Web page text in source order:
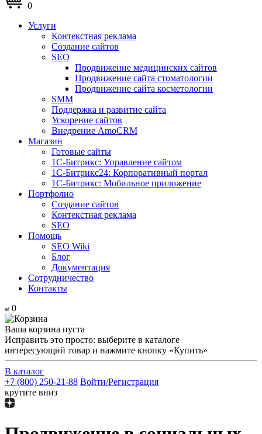
0
Услуги
Контекстная реклама
Создание сайтов
SEO
Продвижение медицинских сайтов
Продвижение сайта стоматологии
Продвижение сайта косметологии
SMM
Поддержка и развитие сайта
Ускорение сайтов
Внедрение AmoCRM
Магазин
Готовые сайты
1С-Битрикс: Управление сайтом
1С-Битрикс24: Корпоративный портал
1С-Битрикс: Мобильное приложение
Портфолио
Создание сайтов
Контекстная реклама
SEO
Помощь
SEO Wiki
Блог
Документация
Сотрудничество
Контакты
0
Ваша корзина пуста
Исправить это просто: выберите в каталоге
интересующий товар и нажмите кнопку «Купить»
В каталог
+7 (800) 250-21-88 Войти/Регистрация
крутите вниз